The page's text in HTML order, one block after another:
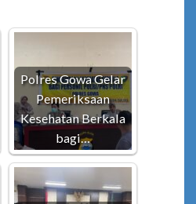
Polres Gowa Gelar
Pemeriksaan
Kesehatan Berkala
bagi…